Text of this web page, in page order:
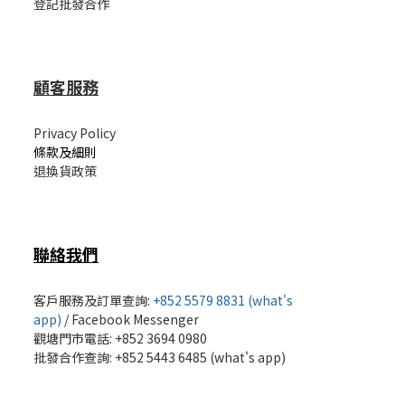
顧客服務
Privacy Policy
條款及細則
退換貨政策
聯絡我們
客戶服務及訂單查詢: +852 5579 8831 (what's
app) /Facebook Messenger
觀塘門市電話: +852 3694 0980
批發合作查詢: +852 5443 6485 (what's app)